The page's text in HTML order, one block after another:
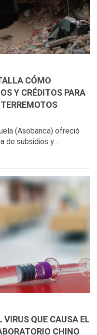
CÓMO
Y CRÉDITOS PARA
(Asobanca) ofreció
de subsidios y…
VIRUS QUE CAUSA EL
CHINO